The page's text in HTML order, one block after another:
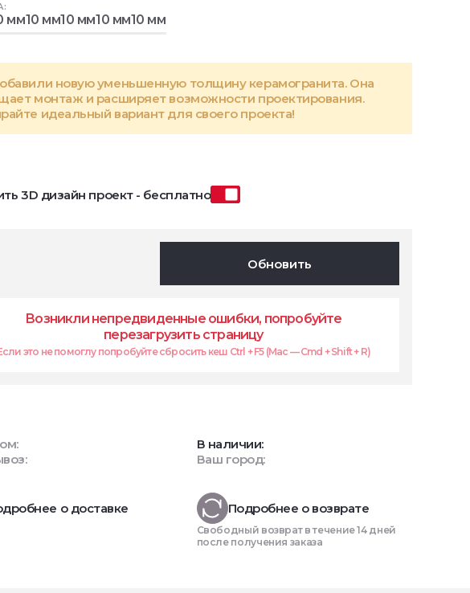
мм10 мм10 мм10 мм10 мм
новую уменьшенную толщину керамогранита. Она
монтаж и расширяет возможности проектирования.
идеальный вариант для своего проекта!
3D дизайн проект - бесплатно
Обновить
Возникли непредвиденные ошибки, попробуйте
перезагрузить страницу
это не помоглу попробуйте сбросить кеш Ctrl + F5 (Mac — Cmd + Shift + R)
В наличии:
Ваш город:
о доставке Подробнее о возврате
Свободный возврат в течение 14 дней
после получения заказа